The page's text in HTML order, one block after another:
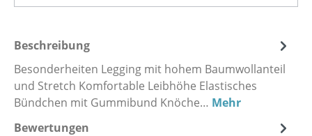
Beschreibung
Besonderheiten Legging mit hohem Baumwollanteil
und Stretch Komfortable Leibhöhe Elastisches
Bündchen mit Gummibund Knöche… Mehr
Bewertungen